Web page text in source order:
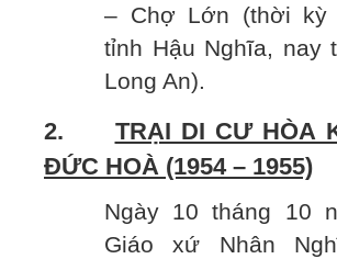
– Chợ Lớn (thời kỳ
tỉnh Hậu Nghĩa, nay
Long An).
2. TRẠI DI CƯ HÒA
ĐỨC HOÀ (1954 – 1955)
Ngày 10 tháng 10
Giáo xứ Nhân